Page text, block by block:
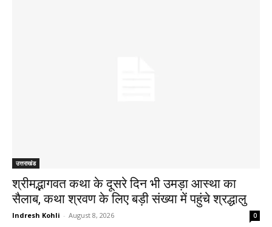
उत्तराखंड
श्रीमद्भागवत कथा के दूसरे दिन भी उमड़ा आस्था का
सैलाब, कथा श्रवण के लिए बड़ी संख्या में पहुंचे श्रद्धालु
Indresh Kohli - August 8, 2026 0